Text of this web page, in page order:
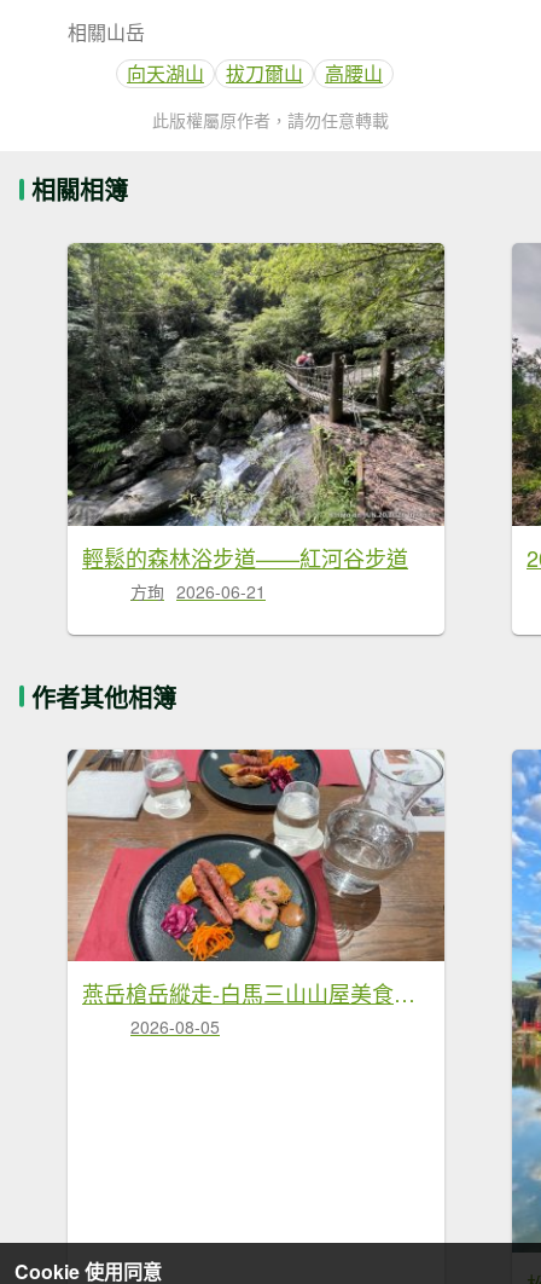
相關山岳
向天湖山
拔刀爾山 高腰山
此版權屬原作者，請勿任意轉載
相關相簿
輕鬆的森林浴步道——紅河谷步道
方珣 2026-06-21
作者其他相簿
燕岳槍岳縱走-白馬三山山屋美食❤️慶功宴
2026-08-05
Cookie 使用同意